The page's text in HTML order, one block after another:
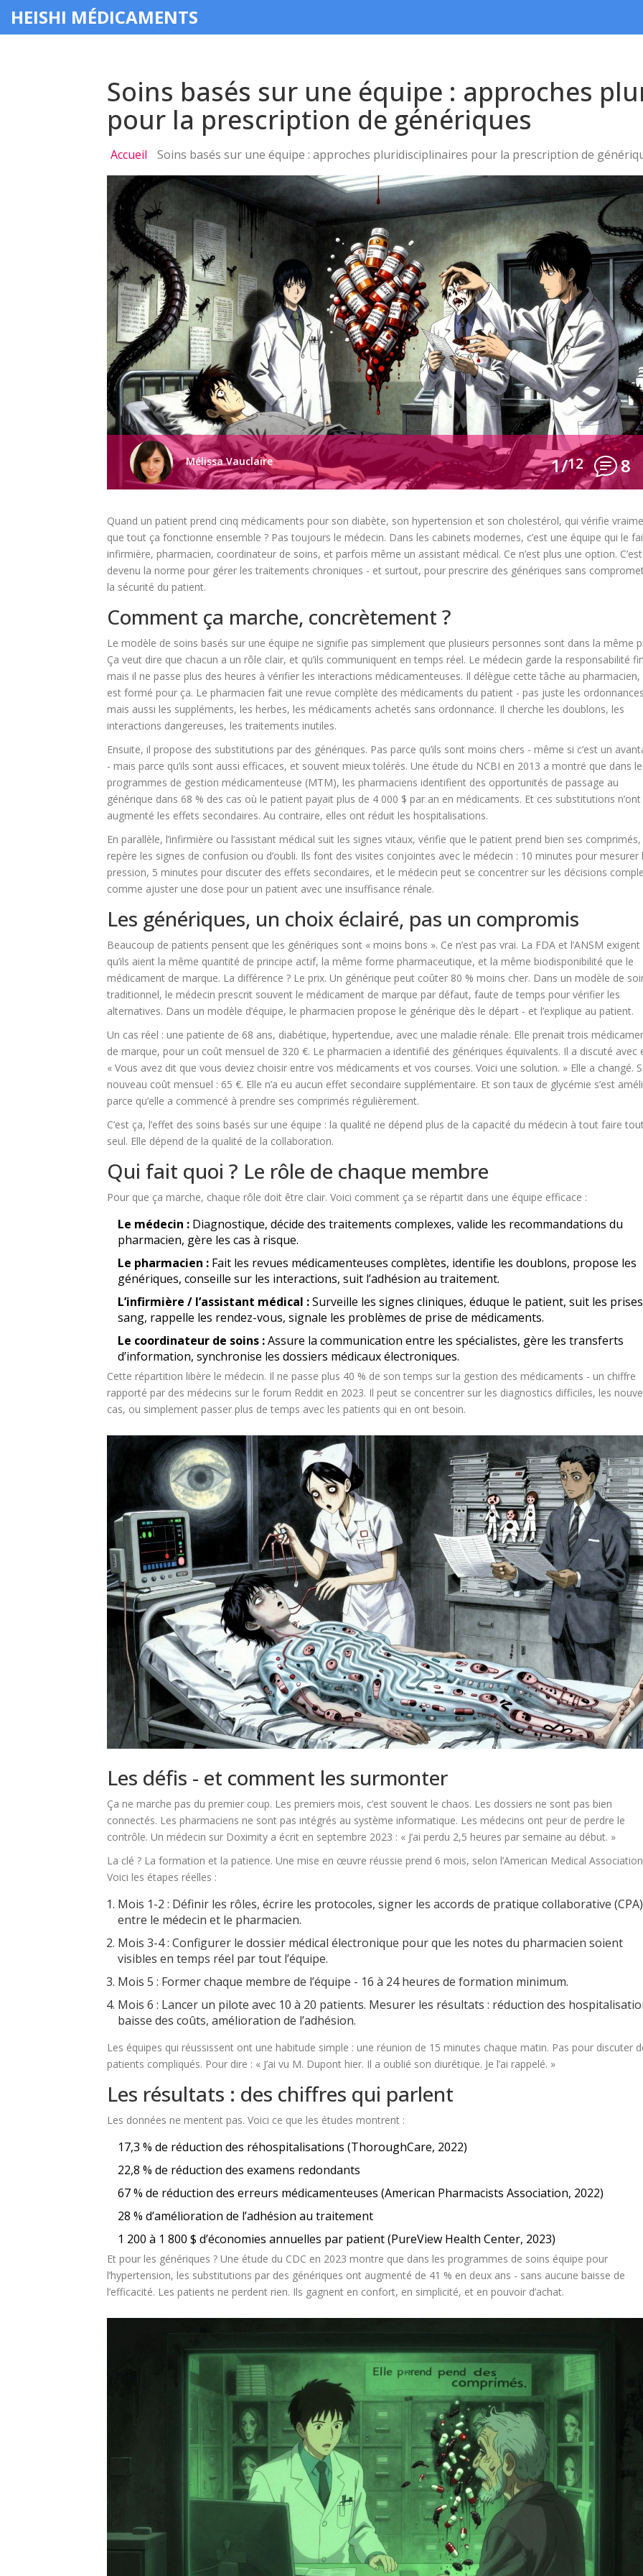
HEISHI MÉDICAMENTS
Soins basés sur une équipe : approches
pour la prescription de génériques
Accueil Soins basés sur une équipe : approches pluridisciplinaires pour la prescription de
Mélissa Vauclaire 1/12 8
Quand un patient prend cinq médicaments pour son diabète, son hypertension et son cholestérol, qui vérifie
que tout ça fonctionne ensemble ? Pas toujours le médecin. Dans les cabinets modernes, c’est une équipe qui le
infirmière, pharmacien, coordinateur de soins, et parfois même un assistant médical. Ce n’est plus une option. C’est
devenu la norme pour gérer les traitements chroniques - et surtout, pour prescrire des génériques sans
la sécurité du patient.
Comment ça marche, concrètement ?
Le modèle de soins basés sur une équipe ne signifie pas simplement que plusieurs personnes sont dans la même
Ça veut dire que chacun a un rôle clair, et qu’ils communiquent en temps réel. Le médecin garde la responsabilité
mais il ne passe plus des heures à vérifier les interactions médicamenteuses. Il délègue cette tâche au pharmacien,
est formé pour ça. Le pharmacien fait une revue complète des médicaments du patient - pas juste les
mais aussi les suppléments, les herbes, les médicaments achetés sans ordonnance. Il cherche les doublons, les
interactions dangereuses, les traitements inutiles.
Ensuite, il propose des substitutions par des génériques. Pas parce qu’ils sont moins chers - même si c’est un
- mais parce qu’ils sont aussi efficaces, et souvent mieux tolérés. Une étude du NCBI en 2013 a montré que dans
programmes de gestion médicamenteuse (MTM), les pharmaciens identifient des opportunités de passage au
générique dans 68 % des cas où le patient payait plus de 4 000 $ par an en médicaments. Et ces substitutions
augmenté les effets secondaires. Au contraire, elles ont réduit les hospitalisations.
En parallèle, l’infirmière ou l’assistant médical suit les signes vitaux, vérifie que le patient prend bien ses
repère les signes de confusion ou d’oubli. Ils font des visites conjointes avec le médecin : 10 minutes pour mesurer
pression, 5 minutes pour discuter des effets secondaires, et le médecin peut se concentrer sur les décisions
comme ajuster une dose pour un patient avec une insuffisance rénale.
Les génériques, un choix éclairé, pas un compromis
Beaucoup de patients pensent que les génériques sont « moins bons ». Ce n’est pas vrai. La FDA et l’ANSM exigent
qu’ils aient la même quantité de principe actif, la même forme pharmaceutique, et la même biodisponibilité que le
médicament de marque. La différence ? Le prix. Un générique peut coûter 80 % moins cher. Dans un modèle de
traditionnel, le médecin prescrit souvent le médicament de marque par défaut, faute de temps pour vérifier les
alternatives. Dans un modèle d’équipe, le pharmacien propose le générique dès le départ - et l’explique au patient.
Un cas réel : une patiente de 68 ans, diabétique, hypertendue, avec une maladie rénale. Elle prenait trois
de marque, pour un coût mensuel de 320 €. Le pharmacien a identifié des génériques équivalents. Il a discuté avec
« Vous avez dit que vous deviez choisir entre vos médicaments et vos courses. Voici une solution. » Elle a changé.
nouveau coût mensuel : 65 €. Elle n’a eu aucun effet secondaire supplémentaire. Et son taux de glycémie s’est
parce qu’elle a commencé à prendre ses comprimés régulièrement.
C’est ça, l’effet des soins basés sur une équipe : la qualité ne dépend plus de la capacité du médecin à tout faire
seul. Elle dépend de la qualité de la collaboration.
Qui fait quoi ? Le rôle de chaque membre
Pour que ça marche, chaque rôle doit être clair. Voici comment ça se répartit dans une équipe efficace :
Le médecin : Diagnostique, décide des traitements complexes, valide les recommandations du
pharmacien, gère les cas à risque.
Le pharmacien : Fait les revues médicamenteuses complètes, identifie les doublons, propose les
génériques, conseille sur les interactions, suit l’adhésion au traitement.
L’infirmière / l’assistant médical :Surveille les signes cliniques, éduque le patient, suit les
sang, rappelle les rendez-vous, signale les problèmes de prise de médicaments.
Le coordinateur de soins :Assure la communication entre les spécialistes, gère les transferts
d’information, synchronise les dossiers médicaux électroniques.
Cette répartition libère le médecin. Il ne passe plus 40 % de son temps sur la gestion des médicaments - un chiffre
rapporté par des médecins sur le forum Reddit en 2023. Il peut se concentrer sur les diagnostics difficiles, les
cas, ou simplement passer plus de temps avec les patients qui en ont besoin.
Les défis - et comment les surmonter
Ça ne marche pas du premier coup. Les premiers mois, c’est souvent le chaos. Les dossiers ne sont pas bien
connectés. Les pharmaciens ne sont pas intégrés au système informatique. Les médecins ont peur de perdre le
contrôle. Un médecin sur Doximity a écrit en septembre 2023 : « J’ai perdu 2,5 heures par semaine au début. »
La clé ? La formation et la patience. Une mise en œuvre réussie prend 6 mois, selon l’American Medical
Voici les étapes réelles :
Mois 1-2 : Définir les rôles, écrire les protocoles, signer les accords de pratique collaborative (CPA)
entre le médecin et le pharmacien.
Mois 3-4 : Configurer le dossier médical électronique pour que les notes du pharmacien soient
visibles en temps réel par tout l’équipe.
Mois 5 : Former chaque membre de l’équipe - 16 à 24 heures de formation minimum.
Mois 6 : Lancer un pilote avec 10 à 20 patients. Mesurer les résultats : réduction des
baisse des coûts, amélioration de l’adhésion.
Les équipes qui réussissent ont une habitude simple : une réunion de 15 minutes chaque matin. Pas pour discuter
patients compliqués. Pour dire : « J’ai vu M. Dupont hier. Il a oublié son diurétique. Je l’ai rappelé. »
Les résultats : des chiffres qui parlent
Les données ne mentent pas. Voici ce que les études montrent :
17,3 % de réduction des réhospitalisations (ThoroughCare, 2022)
22,8 % de réduction des examens redondants
67 % de réduction des erreurs médicamenteuses (American Pharmacists Association, 2022)
28 % d’amélioration de l’adhésion au traitement
1 200 à 1 800 $ d’économies annuelles par patient (PureView Health Center, 2023)
Et pour les génériques ? Une étude du CDC en 2023 montre que dans les programmes de soins équipe pour
l’hypertension, les substitutions par des génériques ont augmenté de 41 % en deux ans - sans aucune baisse de
l’efficacité. Les patients ne perdent rien. Ils gagnent en confort, en simplicité, et en pouvoir d’achat.